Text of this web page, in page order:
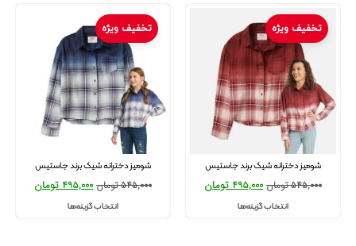
تخفیف ویژه
شومیز دخترانه شیک برند جاستیس
545,000 تومان 495,000تومان
انتخاب گزینه‌ها
تخفیف ویژه
شومیز دخترانه شیک برند جاستیس
545,000 تومان 495,000تومان
انتخاب گزینه‌ها